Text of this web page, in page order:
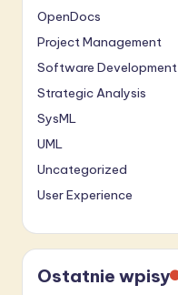
OpenDocs
Project Management
Software Development
Strategic Analysis
SysML
UML
Uncategorized
User Experience
Ostatnie wpisy